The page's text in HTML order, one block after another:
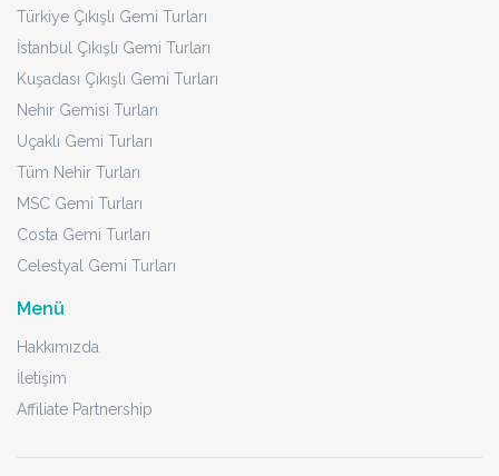
Türkiye Çıkışlı Gemi Turları
İstanbul Çıkışlı Gemi Turları
Kuşadası Çıkışlı Gemi Turları
Nehir Gemisi Turları
Uçaklı Gemi Turları
Tüm Nehir Turları
MSC Gemi Turları
Costa Gemi Turları
Celestyal Gemi Turları
Menü
Hakkımızda
İletişim
Affiliate Partnership